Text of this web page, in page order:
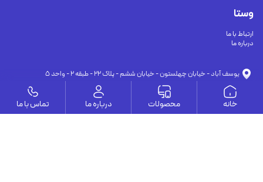
وستا
ارتباط با ما
درباره ما
يوسف آباد - خيابان چهلستون - خيابان ششم - پلاك ٢٢ - طبقه ٢ - واحد ٥
info@vesta-com.com
09126394251
09191302116
خانه محصولات درباره ما تماس با ما